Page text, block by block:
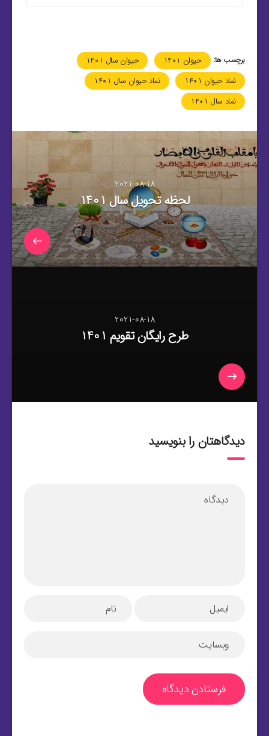
برچسب ها: حیوان ۱۴۰۱
حیوان سال ۱۴۰۱
نماد حیوان ۱۴۰۱
نماد حیوان سال ۱۴۰۱
نماد سال ۱۴۰۱
2021-08-18
لحظه تحویل سال 1401
2021-08-18
طرح رایگان تقویم 1401
دیدگاهتان را بنویسید